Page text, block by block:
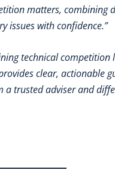
matters, combining
issues with confidence.”
technical
clear, actionable
trusted adviser and